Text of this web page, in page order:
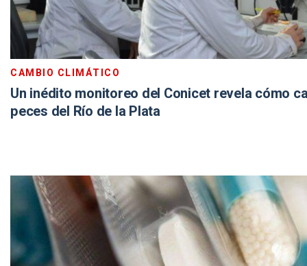
CAMBIO CLIMÁTICO
Un inédito monitoreo del Conicet revela cómo
peces del Río de la Plata